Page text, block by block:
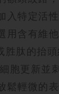
入特定活
用含有維
肽的抬頭
胞更新並
鬆輕微的